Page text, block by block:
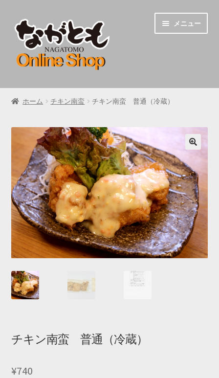
ビ
ー
シ
ン
へ
キ
ン
ン
ツ
ス
キ
プ
メニュー
うどん
地鶏炭火焼き
ながとものちゃんぽん
ホーム チキン南蛮 チキン南蛮 普通（冷蔵）
チキン南蛮 普通（冷蔵）
¥740